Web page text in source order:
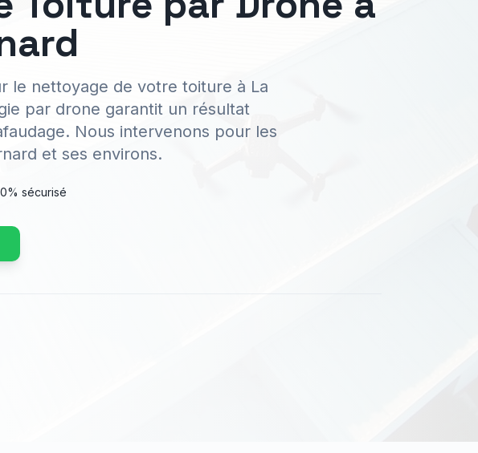
le nettoyage de votre toiture à La
par drone garantit un résultat
Nous intervenons pour les
et ses environs.
sécurisé